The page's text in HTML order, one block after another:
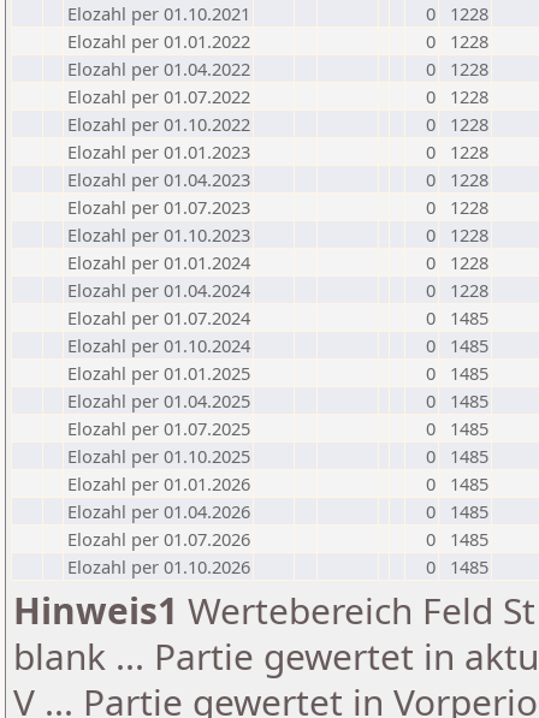
Elozahl per 01.10.2021
0
1228
Elozahl per 01.01.2022
0
1228
Elozahl per 01.04.2022
0
1228
Elozahl per 01.07.2022
0
1228
Elozahl per 01.10.2022
0
1228
Elozahl per 01.01.2023
0
1228
Elozahl per 01.04.2023
0
1228
Elozahl per 01.07.2023
0
1228
Elozahl per 01.10.2023
0
1228
Elozahl per 01.01.2024
0
1228
Elozahl per 01.04.2024
0
1228
Elozahl per 01.07.2024
0
1485
Elozahl per 01.10.2024
0
1485
Elozahl per 01.01.2025
0
1485
Elozahl per 01.04.2025
0
1485
Elozahl per 01.07.2025
0
1485
Elozahl per 01.10.2025
0
1485
Elozahl per 01.01.2026
0
1485
Elozahl per 01.04.2026
0
1485
Elozahl per 01.07.2026
0
1485
Elozahl per 01.10.2026
0 1485
Hinweis1 Wertebereich Feld
blank ... Partie gewertet in
V ... Partie gewertet in